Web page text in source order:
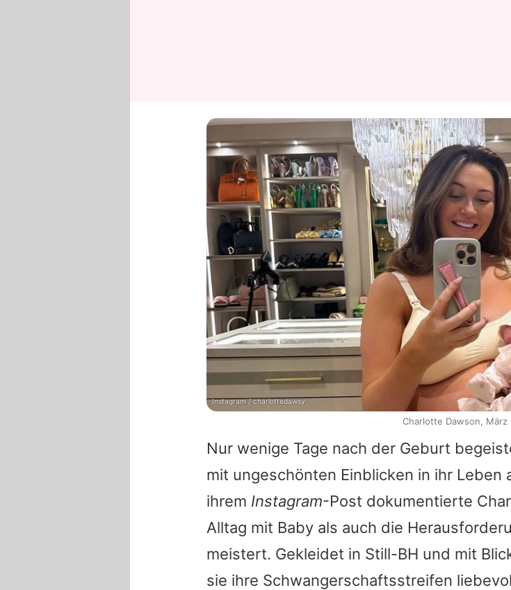
Nur wenige Tage nach der Geburt
mit ungeschönten Einblicken in ihr Leben
ihrem Instagram-Post dokumentierte
Alltag mit Baby als auch die
meistert. Gekleidet in Still-BH und mit
sie ihre Schwangerschaftsstreifen
Instagram / charlottedawsy
Charlotte Dawson, März